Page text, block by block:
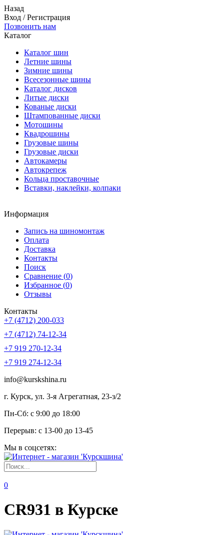
Назад
Вход /Регистрация
Позвонить нам
Каталог
Каталог шин
Летние шины
Зимние шины
Всесезонные шины
Каталог дисков
Литые диски
Кованые диски
Штампованные диски
Мотошины
Квадрошины
Грузовые шины
Грузовые диски
Автокамеры
Автокрепеж
Кольца проставочные
Вставки, наклейки, колпаки
Информация
Запись на шиномонтаж
Оплата
Доставка
Контакты
Поиск
Сравнение (0)
Избранное (0)
Отзывы
Контакты
+7 (4712) 200-033
+7 (4712) 74-12-34
+7 919 270-12-34
+7 919 274-12-34
info@kurskshina.ru
г. Курск, ул. 3-я Агрегатная, 23-з/2
Пн-Сб: с 9:00 до 18:00
Перерыв: с 13-00 до 13-45
Мы в соцсетях:
0
CR931 в Курске